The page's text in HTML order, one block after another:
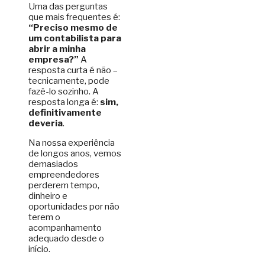
Uma das perguntas
que mais frequentes é:
“Preciso mesmo de
um contabilista para
abrir a minha
empresa?” A
resposta curta é não –
tecnicamente, pode
fazê-lo sozinho. A
resposta longa é: sim,
definitivamente
deveria.
Na nossa experiência
de longos anos, vemos
demasiados
empreendedores
perderem tempo,
dinheiro e
oportunidades por não
terem o
acompanhamento
adequado desde o
início.